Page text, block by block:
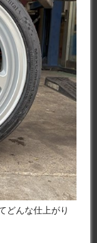
どんな仕上がり